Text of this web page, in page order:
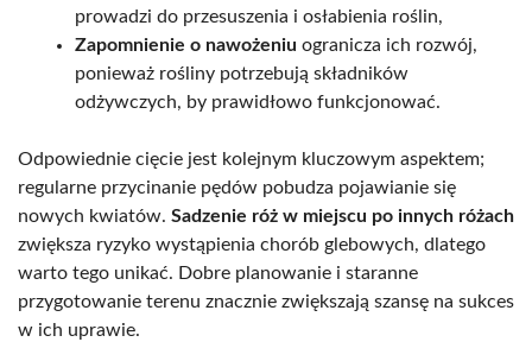
prowadzi do przesuszenia i osłabienia roślin,
Zapomnienie o nawożeniu ogranicza ich rozwój,
ponieważ rośliny potrzebują składników
odżywczych, by prawidłowo funkcjonować.
Odpowiednie cięcie jest kolejnym kluczowym aspektem;
regularne przycinanie pędów pobudza pojawianie się
nowych kwiatów. Sadzenie róż w miejscu po innych różach
zwiększa ryzyko wystąpienia chorób glebowych, dlatego
warto tego unikać. Dobre planowanie i staranne
przygotowanie terenu znacznie zwiększają szansę na sukces
w ich uprawie.